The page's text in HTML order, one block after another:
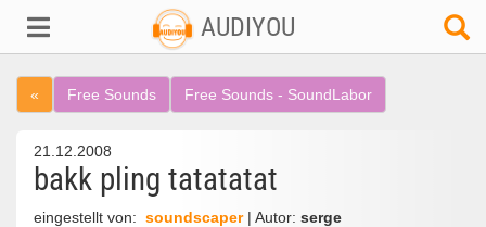
AUDIYOU
« Free Sounds Free Sounds - SoundLabor
21.12.2008
bakk pling tatatatat
eingestellt von: soundscaper | Autor: serge